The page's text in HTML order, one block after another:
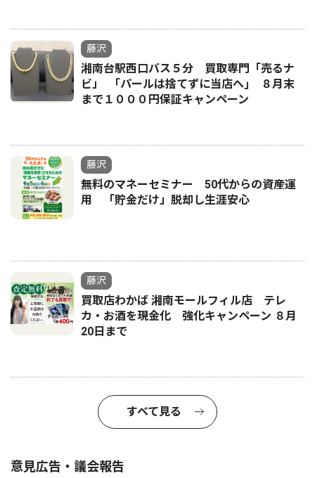
藤沢
湘南台駅西口バス５分 買取専門「売るナ
ビ」 ｢パールは捨てずに当店へ｣ ８月末
まで１０００円保証キャンペーン
藤沢
無料のマネーセミナー 50代からの資産運
用 「貯金だけ」脱却し生涯安心
藤沢
買取店わかば 湘南モールフィル店 テレ
カ・お酒を現金化 強化キャンペーン ８月
20日まで
すべて見る
意見広告・議会報告